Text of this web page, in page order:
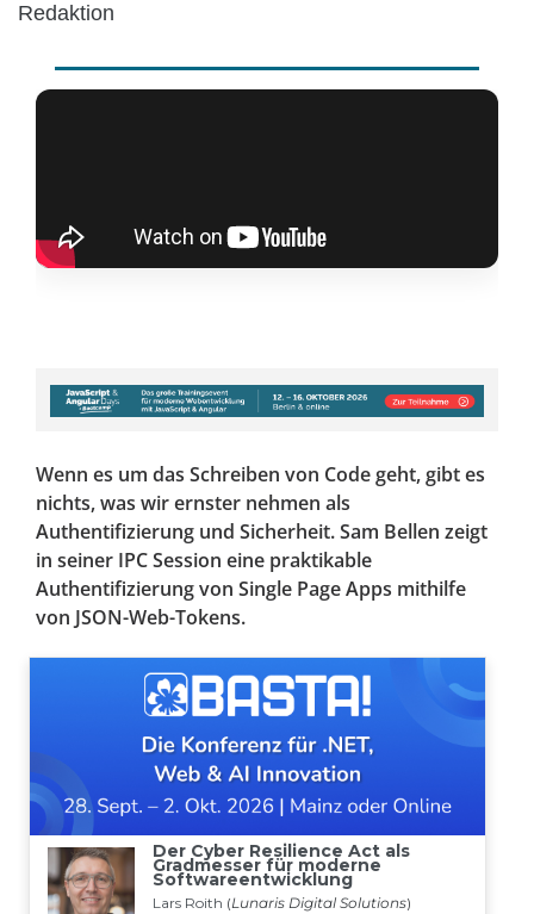
Redaktion
Wenn es um das Schreiben von Code geht, gibt es
nichts, was wir ernster nehmen als
Authentifizierung und Sicherheit. Sam Bellen zeigt
in seiner IPC Session eine praktikable
Authentifizierung von Single Page Apps mithilfe
von JSON-Web-Tokens.